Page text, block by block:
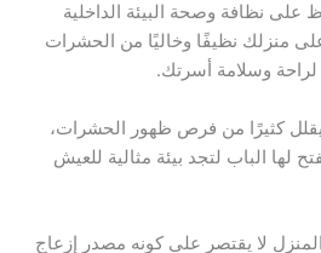
على نظافة وصحة البيئة الداخلية
منزلك نظيفًا وخاليًا من الحشرات
لراحة وسلامة أسرتك.
كثيرًا من فرص ظهور الحشرات،
لها الباب لتجد بيئة مثالية للعيش
لا يقتصر على كونه مصدر إزعاج